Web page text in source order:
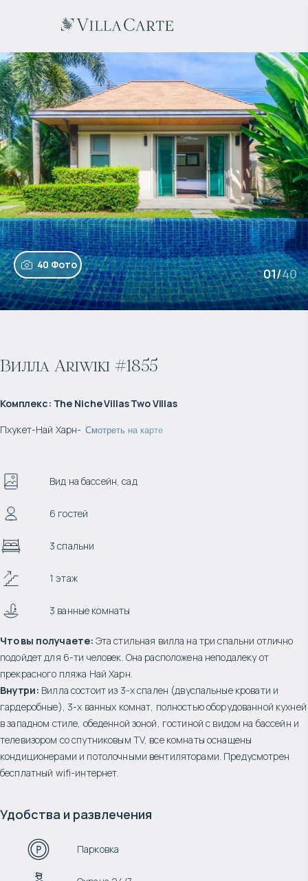
40 Фото
01/40
Вилла Ariwiki #1855
Комплекс: The Niche Villas Two Villas
Пхукет-Най Харн- Смотреть на карте
Вид на бассейн, сад
6 гостей
3 спальни
1 этаж
3 ванные комнаты
Что вы получаете: Эта стильная вилла на три спальни отлично
подойдет для 6-ти человек. Она расположена неподалеку от
прекрасного пляжа Най Харн.
Внутри: Вилла состоит из 3-х спален (двуспальные кровати и
гардеробные), 3-х ванных комнат, полностью оборудованной кухней
в западном стиле, обеденной зоной, гостиной с видом на бассейн и
телевизором со спутниковым TV, все комнаты оснащены
кондиционерами и потолочными вентиляторами. Предусмотрен
бесплатный wifi-интернет.
Удобства и развлечения
Парковка